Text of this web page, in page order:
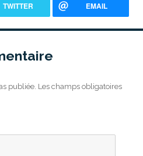
TWITTER EMAIL
publiée. Les champs obligatoires